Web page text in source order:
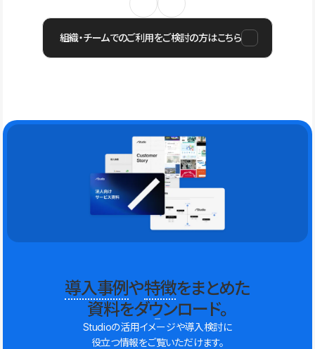
組織・チームでのご利用をご検討の方はこちら
導入事例や特徴をまとめた
資料をダウンロード。
Studioの活用イメージや導入検討に
役立つ情報をご覧いただけます。